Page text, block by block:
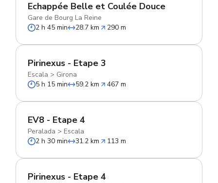
Echappée Belle et Coulée Douce
Gare de Bourg La Reine
2 h 45 min
28.7 km 290 m
Pirinexus - Etape 3
Escala > Girona
5 h 15 min
59.2 km 467 m
EV8 - Etape 4
Peralada > Escala
2 h 30 min
31.2 km 113 m
Pirinexus - Etape 4